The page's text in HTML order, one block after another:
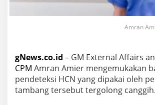
Amran
gNews.co.id – GM External Affairs
CPM Amran Amier mengemukakan
pendeteksi HCN yang dipakai oleh
tambang tersebut tergolong canggih.